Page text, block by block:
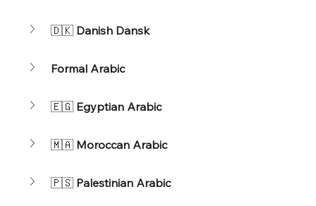
🇩🇰 Danish Dansk
Formal Arabic
🇪🇬 Egyptian Arabic
🇲🇦 Moroccan Arabic
🇵🇸 Palestinian Arabic